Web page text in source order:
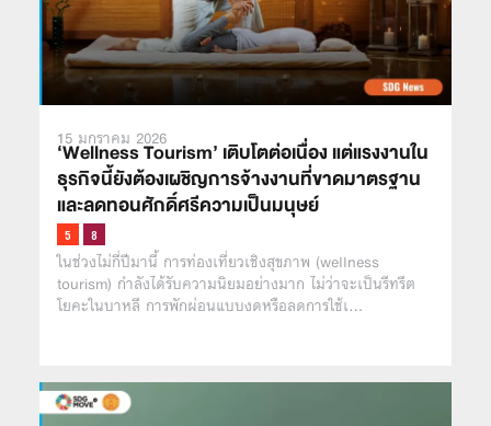
15 มกราคม 2026
‘Wellness Tourism’ เติบโตต่อเนื่อง แต่แรงงานใน
ธุรกิจนี้ยังต้องเผชิญการจ้างงานที่ขาดมาตรฐาน
และลดทอนศักดิ์ศรีความเป็นมนุษย์
ในช่วงไม่กี่ปีมานี้ การท่องเที่ยวเชิงสุขภาพ (wellness
tourism) กำลังได้รับความนิยมอย่างมาก ไม่ว่าจะเป็นรีทรีต
โยคะในบาหลี การพักผ่อนแบบงดหรือลดการใช้เ…